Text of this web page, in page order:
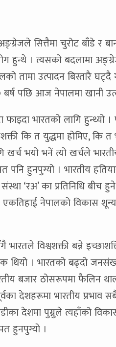
सित्तैमा चुरोट बाँडे र
हुन्थे । त्यसको बदलामा
तामा उत्पादन बिस्तारै
बर्ष पछि आज नेपालमा खानी
फाइदा भारतको लागि
कि त युद्धमा होमिए,
भयो भनें त्यो खर्चले भारतीय
हुनपुग्यो । भारतीय
संस्था ‘रअ’ का प्रतिनिधि
नेपालको विकास
विश्वशक्ती बन्ने
थियो । भारतको बढ्दो
बजार ठोसरूपमा फैलिन
देशहरूमा भारतीय प्रभाव
देशमा पुग्नुले त्यहाँको
हुनपुग्यो ।